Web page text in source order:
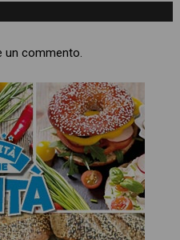
un commento.